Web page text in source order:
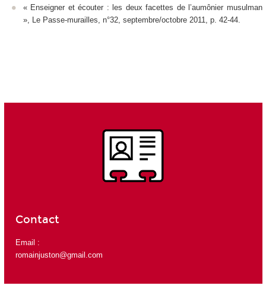
« Enseigner et écouter : les deux facettes de l’aumônier musulman
», Le Passe-murailles , n°32, septembre/octobre 2011, p. 42-44.
Contact
Email :
romainjuston@gmail.com